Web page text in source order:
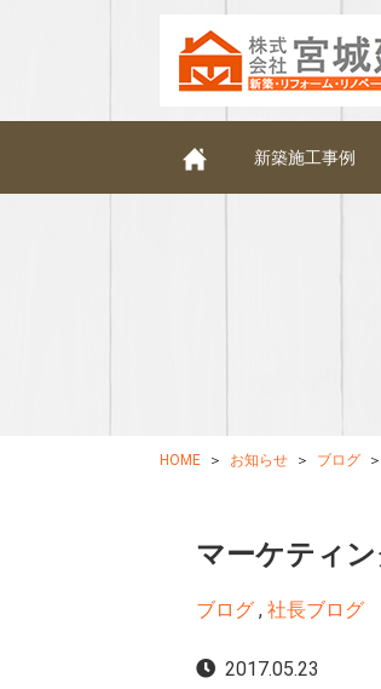
新築施工事例
HOME お知らせ ブログ
マーケティ
ブログ , 社長ブログ
2017.05.23